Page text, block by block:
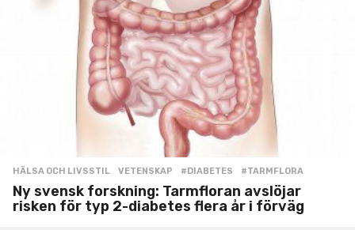
HÄLSA OCH LIVSSTIL ,VETENSKAP #DIABETES ,#TARMFLORA
Ny svensk forskning: Tarmfloran avslöjar
risken för typ 2-diabetes flera år i förväg